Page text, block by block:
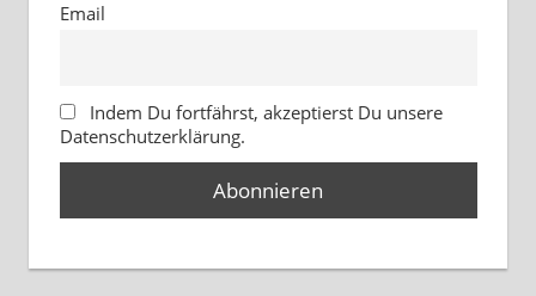
Email
Indem Du fortfährst, akzeptierst Du unsere
Datenschutzerklärung.